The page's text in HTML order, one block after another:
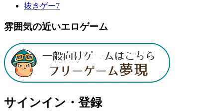
抜きゲー7
雰囲気の近いエロゲーム
サインイン・登録